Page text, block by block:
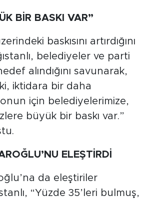
BİR BASKI VAR”
baskısını artırdığını
belediyeler ve parti
alındığını savunarak,
iktidara bir daha
için belediyelerimize,
büyük bir baskı var.”
ELEŞTİRDİ
da eleştiriler
“Yüzde 35’leri bulmuş,